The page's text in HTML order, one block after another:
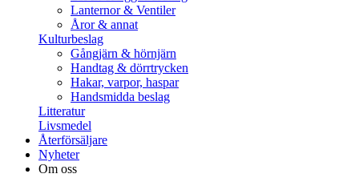
Lanternor & Ventiler
Åror & annat
Kulturbeslag
Gångjärn & hörnjärn
Handtag & dörrtrycken
Hakar, varpor, haspar
Handsmidda beslag
Litteratur
Livsmedel
Återförsäljare
Nyheter
Om oss